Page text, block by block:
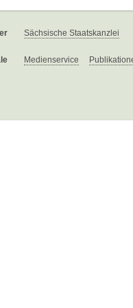
Sächsische Staatskanzlei
Medienservice